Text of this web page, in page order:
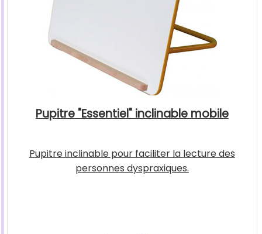
Pupitre "Essentiel" inclinable mobile
Pupitre inclinable pour faciliter la lecture des
personnes dyspraxiques.